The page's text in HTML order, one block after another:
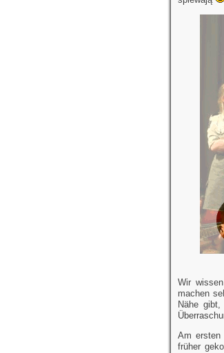
Wir
machen
Nähe
Am ersten
früher